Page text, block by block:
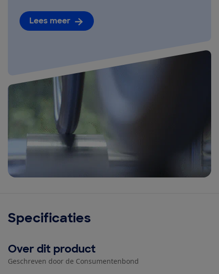
Lees meer
Specificaties
Over dit product
Geschreven door de Consumentenbond